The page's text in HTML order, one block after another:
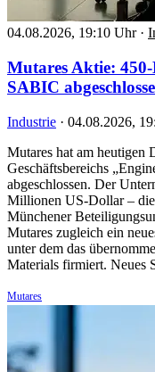
04.08.2026, 19:10 Uhr ·
Mutares Aktie:
SABIC
Industrie · 04.08.2026,
Mutares hat am heutigen
Geschäftsbereichs
abgeschlossen. Der
Millionen US-Dollar –
Münchener
Mutares zugleich ein
unter dem das
Materials firmiert. Neues
Mutares